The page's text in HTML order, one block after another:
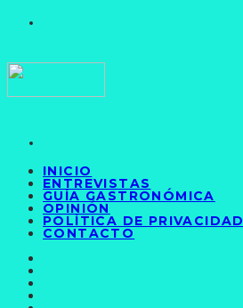
INICIO
ENTREVISTAS
GUÍA GASTRONÓMICA
OPINIÓN
POLÍTICA DE PRIVACIDAD
CONTACTO